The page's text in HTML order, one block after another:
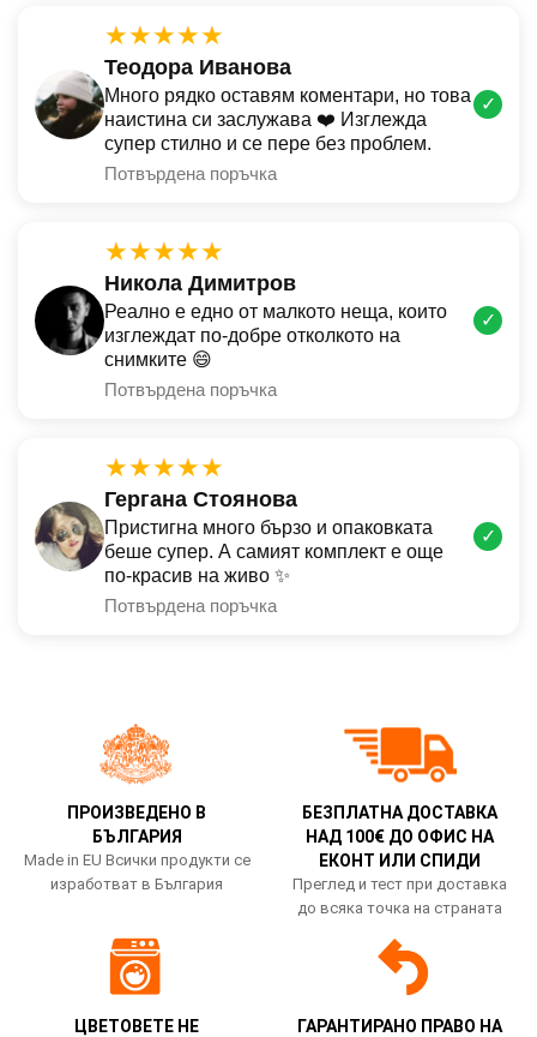
★★★★★
Теодора Иванова
Много рядко оставям коментари, но това
наистина си заслужава ❤️ Изглежда
супер стилно и се пере без проблем.
Потвърдена поръчка
✓
★★★★★
Никола Димитров
Реално е едно от малкото неща, които
изглеждат по-добре отколкото на
снимките 😄
Потвърдена поръчка
✓
★★★★★
Гергана Стоянова
Пристигна много бързо и опаковката
беше супер. А самият комплект е още
по-красив на живо ✨
Потвърдена поръчка
✓
ПРОИЗВЕДЕНО В
БЪЛГАРИЯ
Made in EU Всички продукти се
изработват в България
БЕЗПЛАТНА ДОСТАВКА
НАД 100€ ДО ОФИС НА
ЕКОНТ ИЛИ СПИДИ
Преглед и тест при доставка
до всяка точка на страната
ЦВЕТОВЕТЕ НЕ
ГАРАНТИРАНО ПРАВО НА